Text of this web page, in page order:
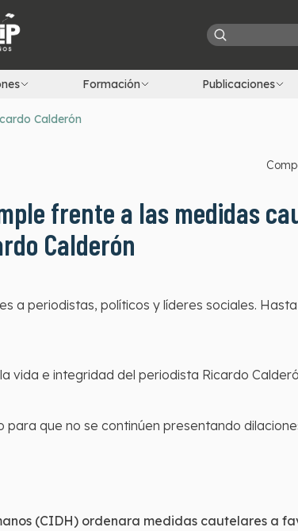
Formación Publicaciones
Calderón
frente a las medidas
Calderón
a periodistas, políticos y líderes sociales.
vida e integridad del periodista Ricardo
que no se continúen presentando
(CIDH) ordenara medidas cautelares a